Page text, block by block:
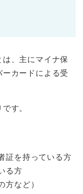
、主にマイナ保
カードによる受
す。
証を持っている方
る方
方など）